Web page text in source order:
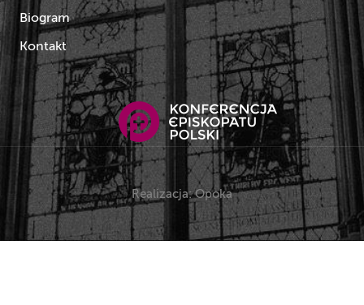
Biogram
Kontakt
Realizacja: Opoka